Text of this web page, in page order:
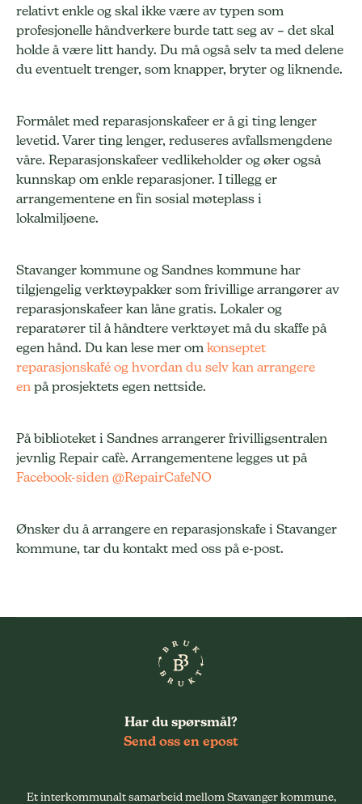
relativt enkle og skal ikke være av typen som
profesjonelle håndverkere burde tatt seg av – det skal
holde å være litt handy. Du må også selv ta med delene
du eventuelt trenger, som knapper, bryter og liknende.
Formålet med reparasjonskafeer er å gi ting lenger
levetid. Varer ting lenger, reduseres avfallsmengdene
våre. Reparasjonskafeer vedlikeholder og øker også
kunnskap om enkle reparasjoner. I tillegg er
arrangementene en fin sosial møteplass i
lokalmiljøene.
Stavanger kommune og Sandnes kommune har
tilgjengelig verktøypakker som frivillige arrangører av
reparasjonskafeer kan låne gratis. Lokaler og
reparatører til å håndtere verktøyet må du skaffe på
egen hånd. Du kan lese mer om konseptet
reparasjonskafé og hvordan du selv kan arrangere
en på prosjektets egen nettside.
På biblioteket i Sandnes arrangerer frivilligsentralen
jevnlig Repair cafè. Arrangementene legges ut på
Facebook-siden @RepairCafeNO
Ønsker du å arrangere en reparasjonskafe i Stavanger
kommune, tar du kontakt med oss på e-post.
Har du spørsmål?
Send oss en epost
Et interkommunalt samarbeid mellom Stavanger kommune,